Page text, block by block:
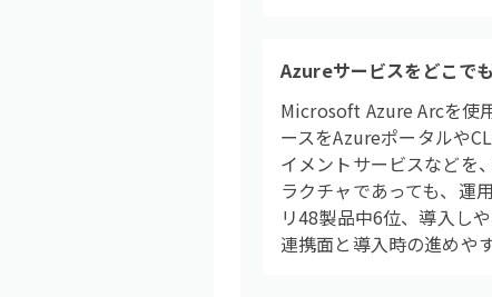
Azureサービスをどこで
Microsoft Azure Arcを使
ースをAzureポータルや
イメントサービスなどを
ラクチャであっても、運
リ48製品中6位、導入し
連携面と導入時の進めや